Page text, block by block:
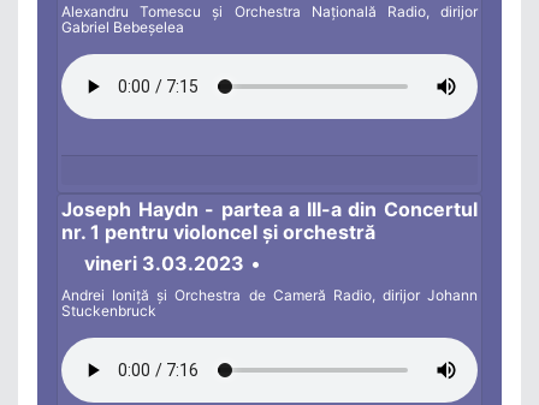
Alexandru Tomescu și Orchestra Națională Radio, dirijor
Gabriel Bebeșelea
Joseph Haydn - partea a III-a din Concertul
nr. 1 pentru violoncel și orchestră
vineri 3.03.2023 •
Andrei Ioniță și Orchestra de Cameră Radio, dirijor Johann
Stuckenbruck